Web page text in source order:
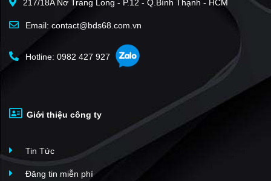
217/18A Nơ Trang Long - P.12 - Q.Bình Thạnh - HCM
Email: contact@bds68.com.vn
Hotline: 0982 427 927
Giới thiệu công ty
Tin Tức
Đăng tin miễn phí